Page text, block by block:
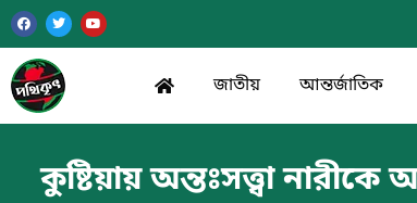
জাতীয় আন্তর্জাতিক
কুষ্টিয়ায় অন্তঃসত্ত্বা